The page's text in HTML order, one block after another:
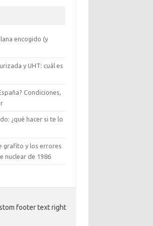
encogido (y
y UHT: cuál es
Condiciones,
¿qué hacer si te lo
grafito y los errores
nuclear de 1986
footer text right